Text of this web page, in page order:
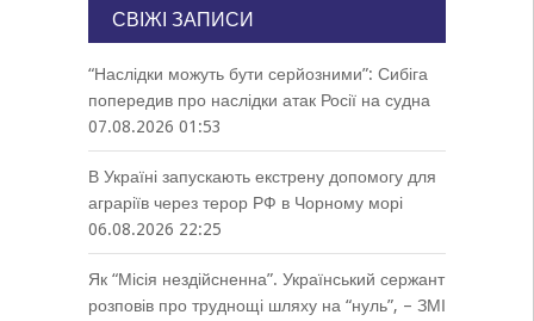
СВІЖІ ЗАПИСИ
“Наслідки можуть бути серйозними”: Сибіга
попередив про наслідки атак Росії на судна
07.08.2026 01:53
В Україні запускають екстрену допомогу для
аграріїв через терор РФ в Чорному морі
06.08.2026 22:25
Як “Місія нездійсненна”. Український сержант
розповів про труднощі шляху на “нуль”, – ЗМІ